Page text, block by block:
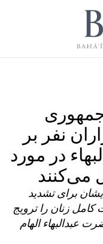
نفر بر
در مورد
می‌کنند
برای تشدید
زنان را ترویج
عبدالبهاء الهام